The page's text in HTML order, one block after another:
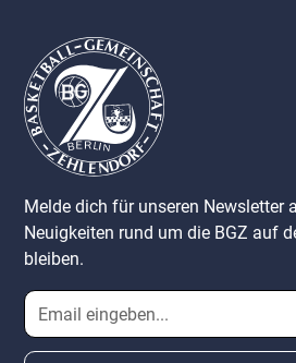
Melde dich für unseren Newsletter
Neuigkeiten rund um die BGZ auf
bleiben.